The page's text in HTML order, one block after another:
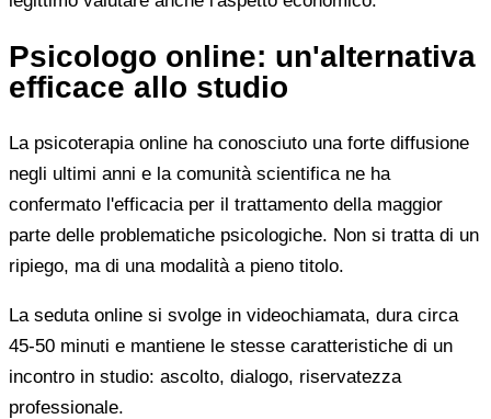
Psicologo online: un'alternativa
efficace allo studio
La psicoterapia online ha conosciuto una forte diffusione
negli ultimi anni e la comunità scientifica ne ha
confermato l'efficacia per il trattamento della maggior
parte delle problematiche psicologiche. Non si tratta di un
ripiego, ma di una modalità a pieno titolo.
La seduta online si svolge in videochiamata, dura circa
45-50 minuti e mantiene le stesse caratteristiche di un
incontro in studio: ascolto, dialogo, riservatezza
professionale.